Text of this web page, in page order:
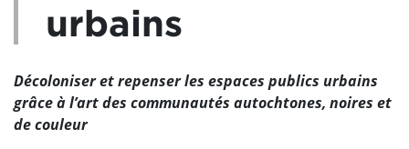
urbains
Décoloniser et repenser les espaces publics urbains
grâce à l’art des communautés autochtones, noires et
de couleur